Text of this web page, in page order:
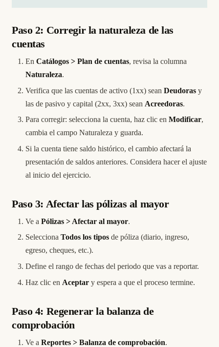
Paso 2: Corregir la naturaleza de las
cuentas
En Catálogos > Plan de cuentas, revisa la columna
Naturaleza.
Verifica que las cuentas de activo (1xx) sean Deudoras y
las de pasivo y capital (2xx, 3xx) sean Acreedoras.
Para corregir: selecciona la cuenta, haz clic en Modificar,
cambia el campo Naturaleza y guarda.
Si la cuenta tiene saldo histórico, el cambio afectará la
presentación de saldos anteriores. Considera hacer el ajuste
al inicio del ejercicio.
Paso 3: Afectar las pólizas al mayor
Ve a Pólizas > Afectar al mayor.
Selecciona Todos los tipos de póliza (diario, ingreso,
egreso, cheques, etc.).
Define el rango de fechas del periodo que vas a reportar.
Haz clic en Aceptar y espera a que el proceso termine.
Paso 4: Regenerar la balanza de
comprobación
Ve a Reportes > Balanza de comprobación.